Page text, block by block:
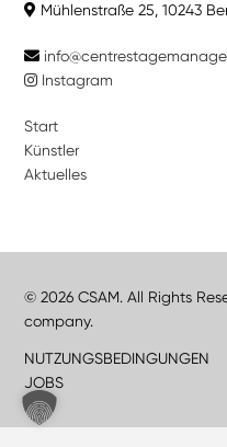
Mühlenstraße 25, 10243
Instagram
Start
Künstler
Aktuelles
© 2026 CSAM. All Rights
company.
NUTZUNGSBEDINGUNGEN
JOBS